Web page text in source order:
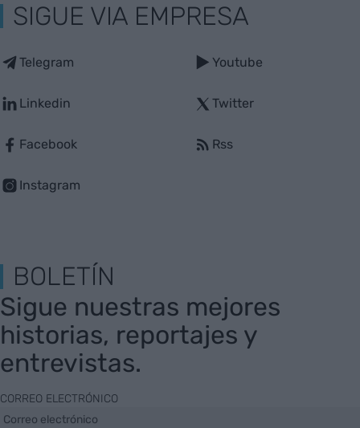
SIGUE VIA EMPRESA
Telegram
Linkedin
Facebook
Instagram
Youtube
Twitter
Rss
BOLETÍN
Sigue nuestras mejores
historias, reportajes y
entrevistas.
CORREO ELECTRÓNICO